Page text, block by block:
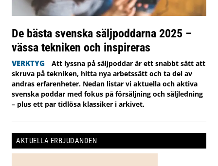
De bästa svenska säljpoddarna 2025 –
vässa tekniken och inspireras
VERKTYG
Att lyssna på säljpoddar är ett snabbt sätt att
skruva på tekniken, hitta nya arbetssätt och ta del av
andras erfarenheter. Nedan listar vi aktuella och aktiva
svenska poddar med fokus på försäljning och säljledning
– plus ett par tidlösa klassiker i arkivet.
AKTUELLA ERBJUDANDEN